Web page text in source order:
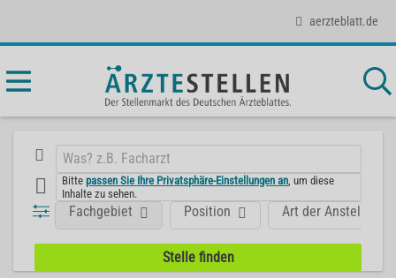
aerzteblatt.de
Bittepassen Sie Ihre Privatsphäre-Einstellungen an , um diese
Inhalte zu sehen.
Position
Fachgebiet Art der Anstellung